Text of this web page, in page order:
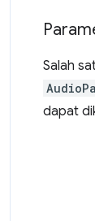
Salah
dapat